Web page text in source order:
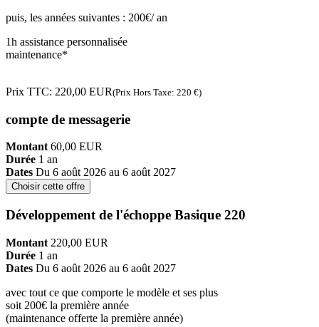
puis, les années suivantes : 200€/ an
1h assistance personnalisée
maintenance*
Prix TTC: 220,00 EUR(Prix Hors Taxe: 220 €)
compte de messagerie
Montant 60,00 EUR
Durée 1 an
Dates Du 6 août 2026 au 6 août 2027
Choisir cette offre
Développement de l'échoppe Basique 220
Montant 220,00 EUR
Durée 1 an
Dates Du 6 août 2026 au 6 août 2027
avec tout ce que comporte le modèle et ses plus
soit 200€ la première année
(maintenance offerte la première année)